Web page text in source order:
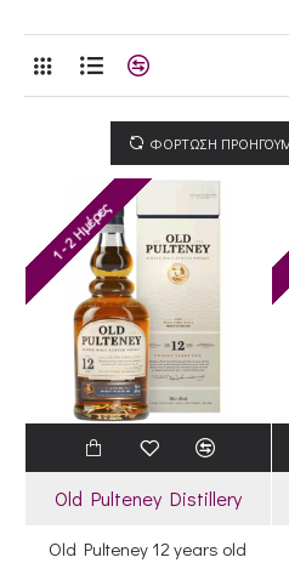
ΦΟΡΤΩΣΗ
1 - 2 Ημέρες
Old Pulteney Distillery
Old Pulteney 12 years old